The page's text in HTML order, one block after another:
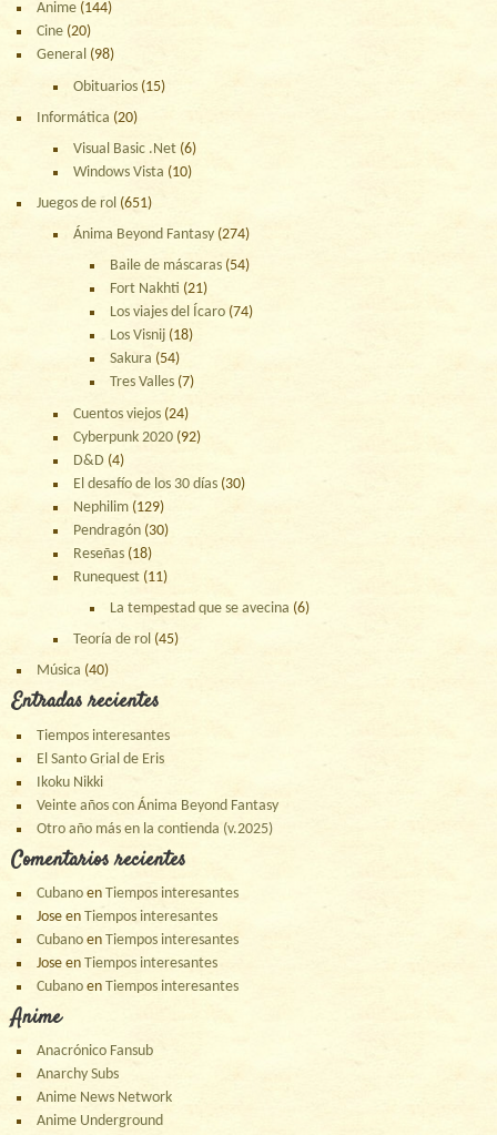
Anime (144)
Cine (20)
General (98)
Obituarios (15)
Informática (20)
Visual Basic .Net (6)
Windows Vista (10)
Juegos de rol (651)
Ánima Beyond Fantasy (274)
Baile de máscaras (54)
Fort Nakhti (21)
Los viajes del Ícaro (74)
Los Visnij (18)
Sakura (54)
Tres Valles (7)
Cuentos viejos (24)
Cyberpunk 2020 (92)
D&D (4)
El desafío de los 30 días (30)
Nephilim (129)
Pendragón (30)
Reseñas (18)
Runequest (11)
La tempestad que se avecina (6)
Teoría de rol (45)
Música (40)
Entradas recientes
Tiempos interesantes
El Santo Grial de Eris
Ikoku Nikki
Veinte años con Ánima Beyond Fantasy
Otro año más en la contienda (v.2025)
Comentarios recientes
Cubano enTiempos interesantes
Jose enTiempos interesantes
Cubano enTiempos interesantes
Jose enTiempos interesantes
Cubano enTiempos interesantes
Anime
Anacrónico Fansub
Anarchy Subs
Anime News Network
Anime Underground